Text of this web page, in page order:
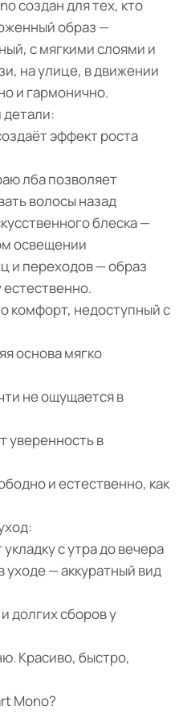
создан для тех, кто
образ —
с мягкими слоями и
на улице, в движении
и гармонично.
детали:
эффект роста
лба позволяет
волосы назад
блеска —
освещении
и переходов — образ
комфорт, недоступный с
основа мягко
не ощущается в
уверенность в
и естественно, как
с утра до вечера
— аккуратный вид
долгих сборов у
Красиво, быстро,
Mono?